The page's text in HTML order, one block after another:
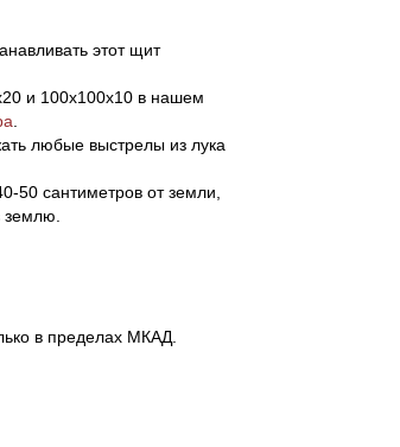
этот щит
и 100х100х10 в нашем
любые выстрелы из лука
50 сантиметров от земли,
землю.
в пределах МКАД.